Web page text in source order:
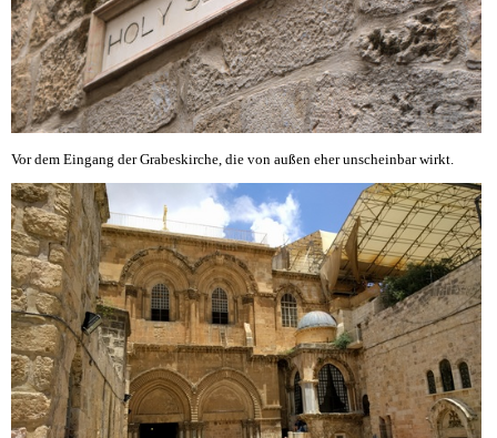
Vor dem Eingang der Grabeskirche, die von außen eher unscheinbar wirkt.